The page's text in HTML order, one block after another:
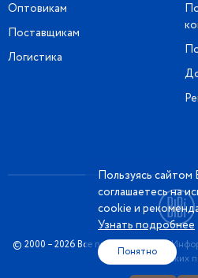
Оптовикам
Поставщикам
Логистика
© 2000 – 2026 Все права защищены.
об авторских
Пользуясь сайтом
соглашаетесь на
cookie и
Узнать подробнее
Понятно